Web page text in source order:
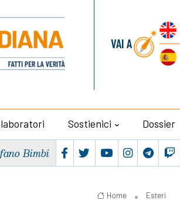
VAI A
Sostienici Dossier
Bimbi
Home Esteri